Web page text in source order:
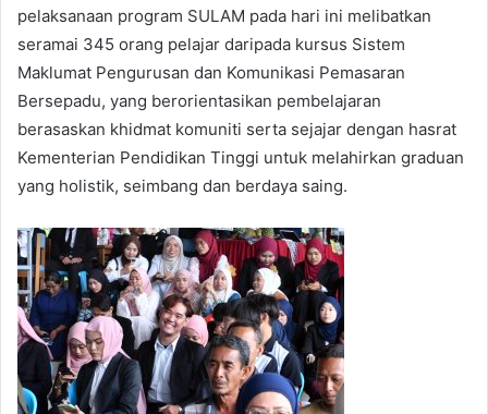
pelaksanaan program SULAM pada hari ini melibatkan
seramai 345 orang pelajar daripada kursus Sistem
Maklumat Pengurusan dan Komunikasi Pemasaran
Bersepadu, yang berorientasikan pembelajaran
berasaskan khidmat komuniti serta sejajar dengan hasrat
Kementerian Pendidikan Tinggi untuk melahirkan graduan
yang holistik, seimbang dan berdaya saing.